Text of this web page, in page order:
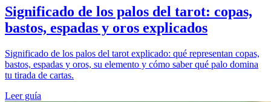
Significado de los palos del tarot: copas,
bastos, espadas y oros explicados
Significado de los palos del tarot explicado: qué representan copas,
bastos, espadas y oros, su elemento y cómo saber qué palo domina
tu tirada de cartas.
Leer guía